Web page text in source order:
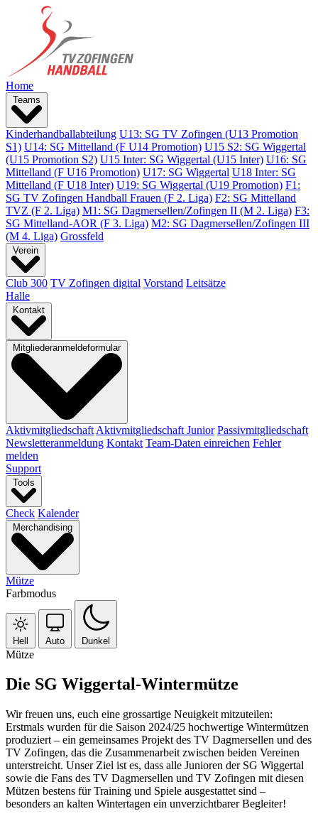
Home
Teams
Kinderhandballabteilung U13: SG TV Zofingen (U13 Promotion
S1) U14: SG Mittelland (F U14 Promotion) U15 S2: SG Wiggertal
(U15 Promotion S2) U15 Inter: SG Wiggertal (U15 Inter) U16: SG
Mittelland (F U16 Promotion) U17: SG Wiggertal U18 Inter: SG
Mittelland (F U18 Inter) U19: SG Wiggertal (U19 Promotion) F1:
SG TV Zofingen Handball Frauen (F 2. Liga) F2: SG Mittelland
TVZ (F 2. Liga) M1: SG Dagmersellen/Zofingen II (M 2. Liga) F3:
SG Mittelland-AOR (F 3. Liga) M2: SG Dagmersellen/Zofingen III
(M 4. Liga) Grossfeld
Verein
Club 300 TV Zofingen digital Vorstand Leitsätze
Halle
Kontakt
Mitgliederanmeldeformular
Aktivmitgliedschaft Aktivmitgliedschaft Junior Passivmitgliedschaft
Newsletteranmeldung Kontakt Team-Daten einreichen Fehler
melden
Support
Tools
Check Kalender
Merchandising
Mütze
Farbmodus
Hell Auto Dunkel
Mütze
Die SG Wiggertal-Wintermütze
Wir freuen uns, euch eine grossartige Neuigkeit mitzuteilen:
Erstmals wurden für die Saison 2024/25 hochwertige Wintermützen
produziert – ein gemeinsames Projekt des TV Dagmersellen und des
TV Zofingen, das die Zusammenarbeit zwischen beiden Vereinen
unterstreicht. Unser Ziel ist es, dass alle Junioren der SG Wiggertal
sowie die Fans des TV Dagmersellen und TV Zofingen mit diesen
Mützen bestens für Training und Spiele ausgestattet sind –
besonders an kalten Wintertagen ein unverzichtbarer Begleiter!